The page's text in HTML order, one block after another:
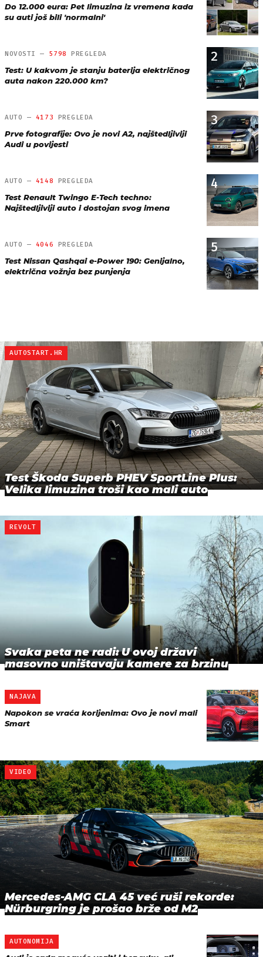
Do 12.000 eura: Pet limuzina iz vremena kada
su auti još bili 'normalni'
2
NOVOSTI — 5798 PREGLEDA
Test: U kakvom je stanju baterija električnog
auta nakon 220.000 km?
3
AUTO — 4173 PREGLEDA
Prve fotografije: Ovo je novi A2, najštedljiviji
Audi u povijesti
4
AUTO — 4148 PREGLEDA
Test Renault Twingo E-Tech techno:
Najštedljiviji auto i dostojan svog imena
5
AUTO — 4046 PREGLEDA
Test Nissan Qashqai e-Power 190: Genijalno,
električna vožnja bez punjenja
AUTOSTART.HR
Test Škoda Superb PHEV SportLine Plus:
Velika limuzina troši kao mali auto
REVOLT
Svaka peta ne radi: U ovoj državi
masovno uništavaju kamere za brzinu
NAJAVA
Napokon se vraća korijenima: Ovo je novi mali
Smart
VIDEO
Mercedes-AMG CLA 45 već ruši rekorde:
Nürburgring je prošao brže od M2
AUTONOMIJA